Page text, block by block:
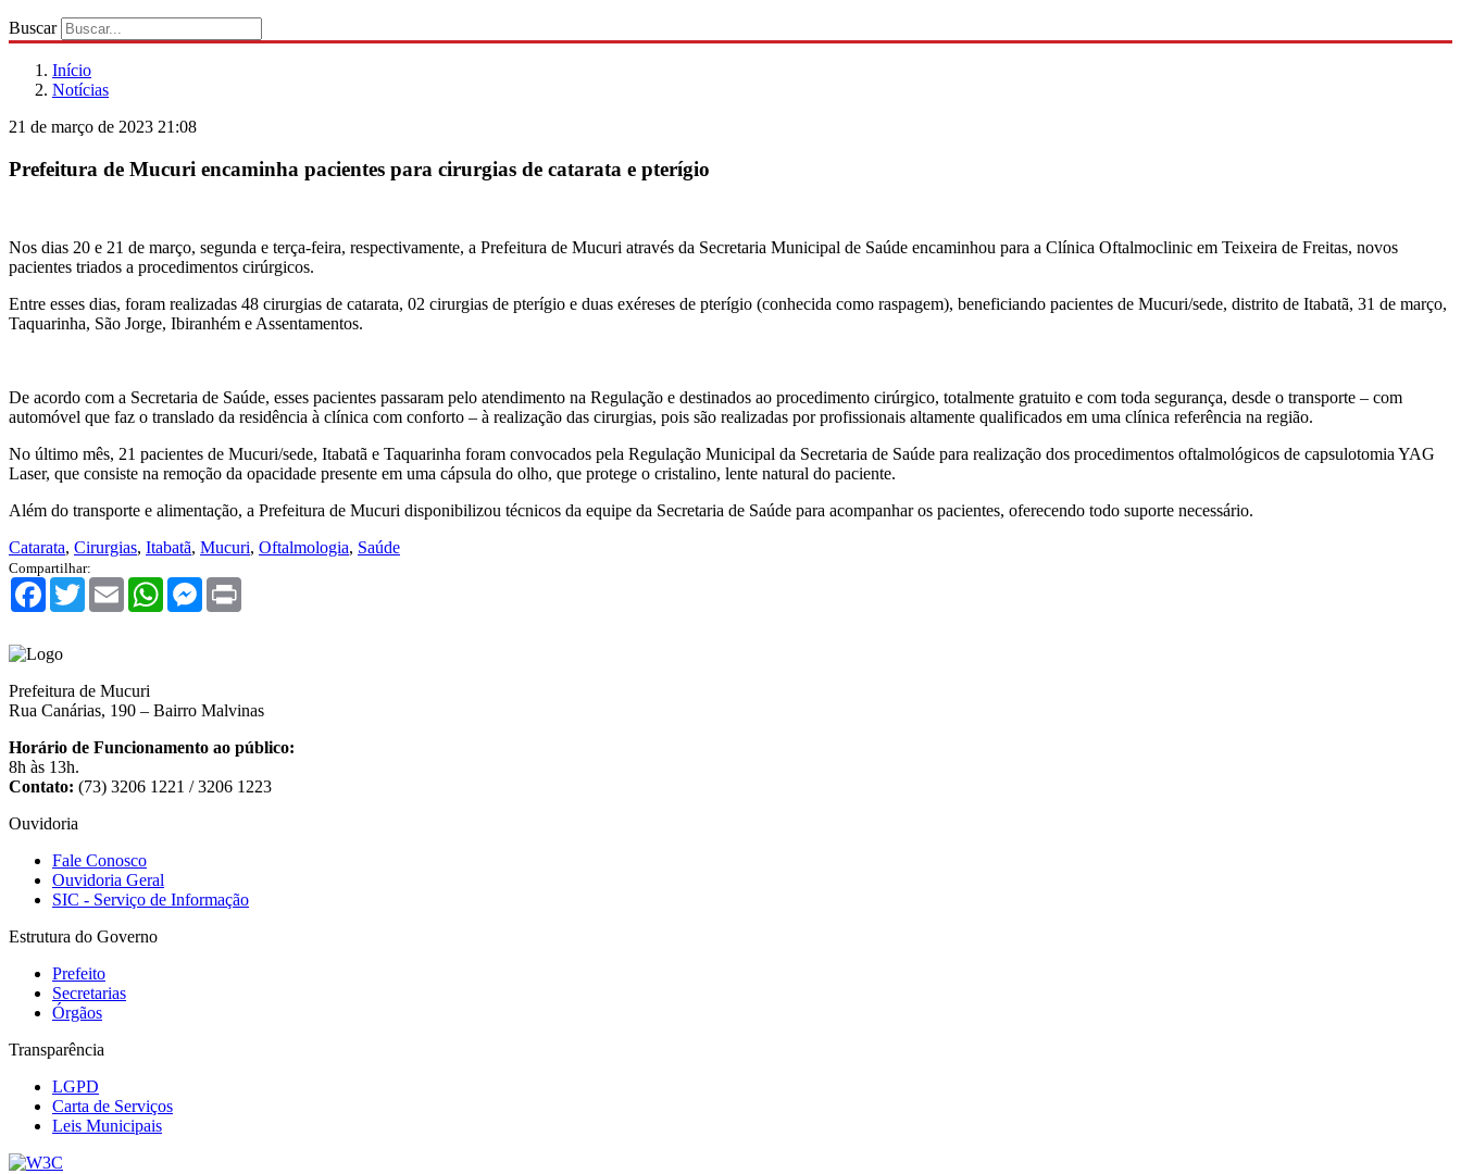
Buscar
Início
Notícias
21 de março de 2023 21:08
Prefeitura de Mucuri encaminha pacientes para cirurgias de catarata e pterígio
Nos dias 20 e 21 de março, segunda e terça-feira, respectivamente, a Prefeitura de Mucuri através da Secretaria Municipal de Saúde encaminhou para a Clínica Oftalmoclinic em Teixeira de Freitas, novos
pacientes triados a procedimentos cirúrgicos.
Entre esses dias, foram realizadas 48 cirurgias de catarata, 02 cirurgias de pterígio e duas exéreses de pterígio (conhecida como raspagem), beneficiando pacientes de Mucuri/sede, distrito de Itabatã, 31 de março,
Taquarinha, São Jorge, Ibiranhém e Assentamentos.
De acordo com a Secretaria de Saúde, esses pacientes passaram pelo atendimento na Regulação e destinados ao procedimento cirúrgico, totalmente gratuito e com toda segurança, desde o transporte – com
automóvel que faz o translado da residência à clínica com conforto – à realização das cirurgias, pois são realizadas por profissionais altamente qualificados em uma clínica referência na região.
No último mês, 21 pacientes de Mucuri/sede, Itabatã e Taquarinha foram convocados pela Regulação Municipal da Secretaria de Saúde para realização dos procedimentos oftalmológicos de capsulotomia YAG
Laser, que consiste na remoção da opacidade presente em uma cápsula do olho, que protege o cristalino, lente natural do paciente.
Além do transporte e alimentação, a Prefeitura de Mucuri disponibilizou técnicos da equipe da Secretaria de Saúde para acompanhar os pacientes, oferecendo todo suporte necessário.
Catarata, Cirurgias, Itabatã, Mucuri, Oftalmologia, Saúde
Compartilhar:
Facebook
TwitterEmail WhatsAppMessenger
Prefeitura de Mucuri
Rua Canárias, 190 – Bairro Malvinas
Horário de Funcionamento ao público:
8h às 13h.
Contato: (73) 3206 1221 / 3206 1223
Ouvidoria
Fale Conosco
Ouvidoria Geral
SIC - Serviço de Informação
Estrutura do Governo
Prefeito
Secretarias
Órgãos
Transparência
LGPD
Carta de Serviços
Leis Municipais